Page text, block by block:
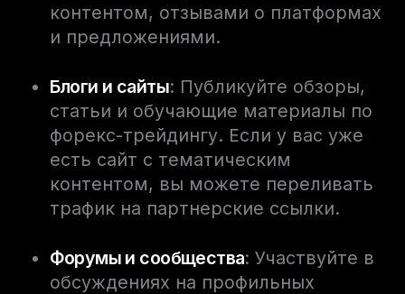
контентом, отзывами о платформах
и предложениями.
Блоги и сайты: Публикуйте обзоры,
статьи и обучающие материалы по
форекс-трейдингу. Если у вас уже
есть сайт с тематическим
контентом, вы можете переливать
трафик на партнерские ссылки.
Форумы и сообщества: Участвуйте в
обсуждениях на профильных